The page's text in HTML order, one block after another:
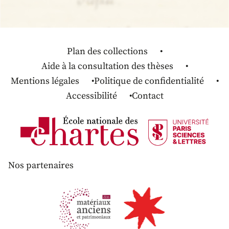
Plan des collections
Aide à la consultation des thèses
Mentions légales
Politique de confidentialité
Accessibilité
Contact
Nos partenaires